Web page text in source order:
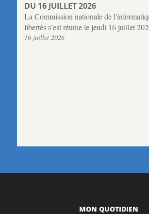
DU 16 JUILLET 2026
La Commission nationale de
libertés s’est réunie le jeudi 16 juillet
16 juillet 2026
MON QUOTIDIEN